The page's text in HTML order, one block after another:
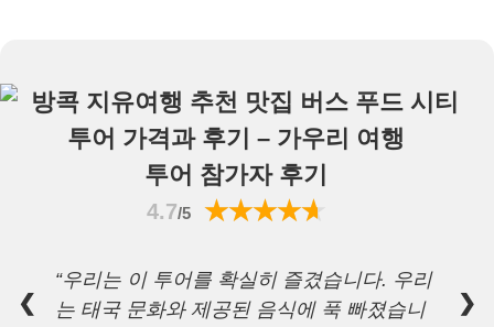
투어 참가자 후기
4.7/5
“우리는 이 투어를 확실히 즐겼습니다. 우리
는 태국 문화와 제공된 음식에 푹 빠졌습니
❮ ❯